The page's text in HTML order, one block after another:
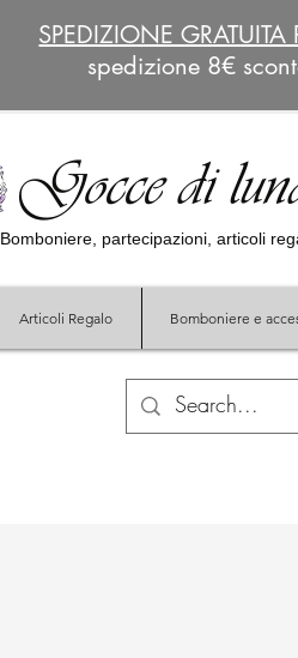
SPEDIZIONE
spedizione 8€
Gocce di
Bomboniere, partecipazioni, articoli
Articoli Regalo Bomboniere e